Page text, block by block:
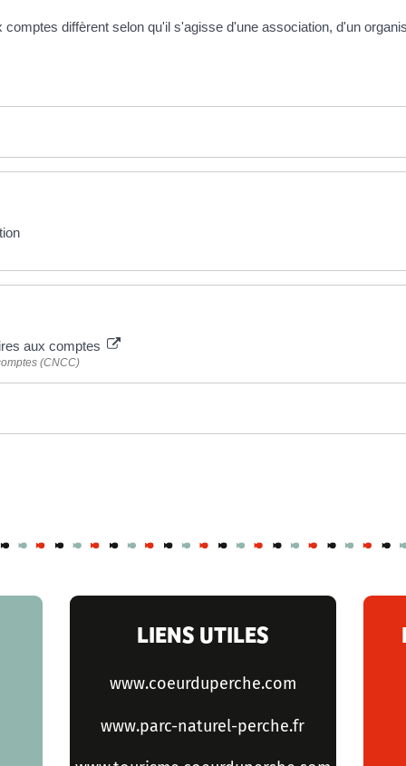
diffèrent selon qu'il s'agisse d'une association, d'un
aux comptes
(CNCC)
LIENS UTILES
www.coeurduperche.com
www.parc-naturel-perche.fr